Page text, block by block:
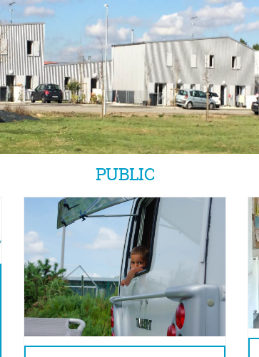
PUBLIC